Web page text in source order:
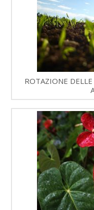
ROTAZIONE